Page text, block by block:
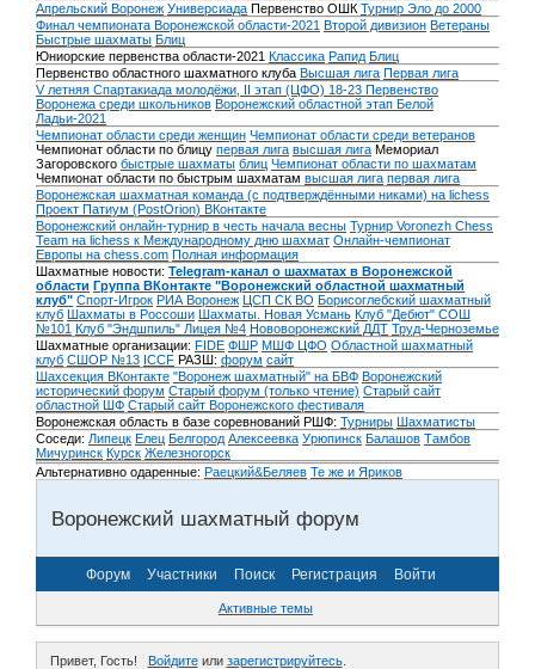
Апрельский Воронеж Универсиада Первенство ОШК Турнир Эло до 2000
Финал чемпионата Воронежской области-2021 Второй дивизион Ветераны
Быстрые шахматы Блиц
Юниорские первенства области-2021 Классика Рапид Блиц
Первенство областного шахматного клуба Высшая лига Первая лига
V летняя Спартакиада молодёжи, II этап (ЦФО) 18-23 Первенство
Воронежа среди школьников Воронежский областной этап Белой
Ладьи-2021
Чемпионат области среди женщин Чемпионат области среди ветеранов
Чемпионат области по блицу первая лига высшая лига Мемориал
Загоровского быстрые шахматы блиц Чемпионат области по шахматам
Чемпионат области по быстрым шахматам высшая лига первая лига
Воронежская шахматная команда (с подтверждёнными никами) на lichess
Проект Патиум (PostOrion) ВКонтакте
Воронежский онлайн-турнир в честь начала весны Турнир Voronezh Chess
Team на lichess к Международному дню шахмат Онлайн-чемпионат
Европы на chess.com Полная информация
Шахматные новости: Telegram-канал о шахматах в Воронежской
области Группа ВКонтакте "Воронежский областной шахматный
клуб" Спорт-Игрок РИА Воронеж ЦСП СК ВО Борисоглебский шахматный
клуб Шахматы в Россоши Шахматы. Новая Усмань Клуб "Дебют" СОШ
№101 Клуб "Эндшпиль" Лицея №4 Нововоронежский ДДТ Труд-Черноземье
Шахматные организации: FIDE ФШР МШФ ЦФО Областной шахматный
клуб СШОР №13 ICCF РАЗШ: форум сайт
Шахсекция ВКонтакте "Воронеж шахматный" на БВФ Воронежский
исторический форум Cтарый форум (только чтение) Старый сайт
областной ШФ Старый сайт Воронежского фестиваля
Воронежская область в базе соревнований РШФ: Турниры Шахматисты
Соседи: Липецк Елец Белгород Алексеевка Урюпинск Балашов Тамбов
Мичуринск Курск Железногорск
Альтернативно одаренные: Раецкий&Беляев Те же и Яриков
Воронежский шахматный форум
Форум Участники Поиск Регистрация Войти
Активные темы
Привет, Гость! Войдитеили зарегистрируйтесь.